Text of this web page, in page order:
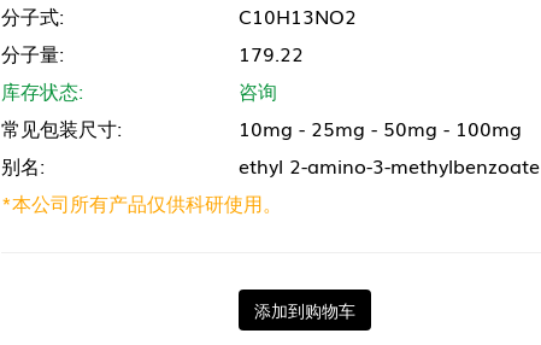
分子式:
C10H13NO2
分子量:
179.22
库存状态:
咨询
常见包装尺寸:
10mg - 25mg - 50mg - 100mg
别名:
ethyl 2-amino-3-methylbenzoate
*本公司所有产品仅供科研使用。
添加到购物车